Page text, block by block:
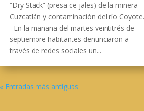
“Dry Stack” (presa de jales) de la minera
Cuzcatlán y contaminación del río Coyote.
En la mañana del martes veintitrés de
septiembre habitantes denunciaron a
través de redes sociales un...
« Entradas más antiguas